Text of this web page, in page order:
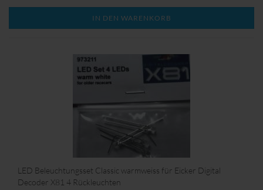
IN DEN WARENKORB
LED Beleuchtungsset Classic warmweiss für Eicker Digital
Decoder X81 4 Rückleuchten